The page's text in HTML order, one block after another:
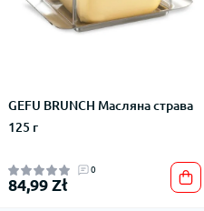
GEFU BRUNCH Масляна страва
125 г
0
84,99 Zł